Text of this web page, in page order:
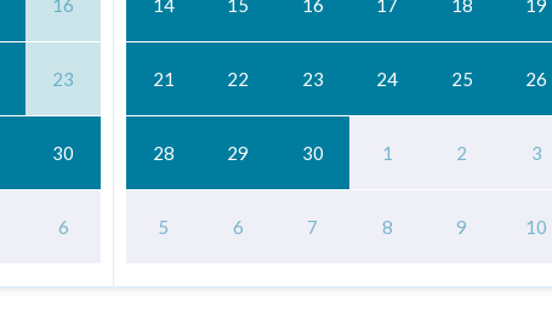
16
23
30
6
14 15 16 17 18 19
21 22 23 24 25 26
28 29 30 1 2 3
5 6 7 8 9 10